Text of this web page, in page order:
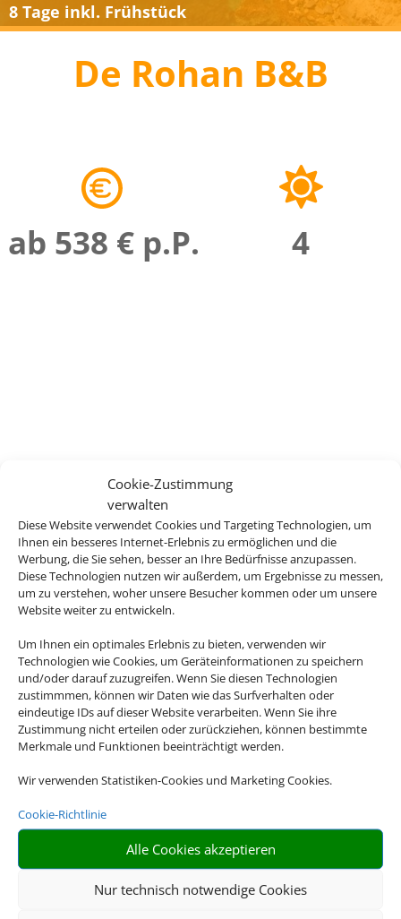
Cookie-Zustimmung
verwalten
Diese Website verwendet Cookies und Targeting Technologien, um
Ihnen ein besseres Internet-Erlebnis zu ermöglichen und die
Werbung, die Sie sehen, besser an Ihre Bedürfnisse anzupassen.
Diese Technologien nutzen wir außerdem, um Ergebnisse zu messen,
um zu verstehen, woher unsere Besucher kommen oder um unsere
Website weiter zu entwickeln.
Um Ihnen ein optimales Erlebnis zu bieten, verwenden wir
Technologien wie Cookies, um Geräteinformationen zu speichern
und/oder darauf zuzugreifen. Wenn Sie diesen Technologien
zustimmmen, können wir Daten wie das Surfverhalten oder
eindeutige IDs auf dieser Website verarbeiten. Wenn Sie ihre
Zustimmung nicht erteilen oder zurückziehen, können bestimmte
Merkmale und Funktionen beeinträchtigt werden.
Wir verwenden Statistiken-Cookies und Marketing Cookies.
Cookie-Richtlinie
Alle Cookies akzeptieren
Nur technisch notwendige Cookies
8 Tage inkl. Frühstück
De Rohan B&B
ab 538 € p.P. 4